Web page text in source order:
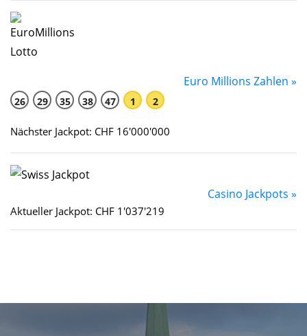
Euro Millions Zahlen »
26 29 35 38 47 1 2
Nächster Jackpot: CHF 16'000'000
Casino Jackpots »
Aktueller Jackpot: CHF 1'037'219